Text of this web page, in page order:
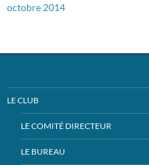
octobre 2014
LE CLUB
LE COMITÉ DIRECTEUR
LE BUREAU